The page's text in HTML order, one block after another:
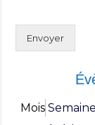
Envoyer
Mois Semaine